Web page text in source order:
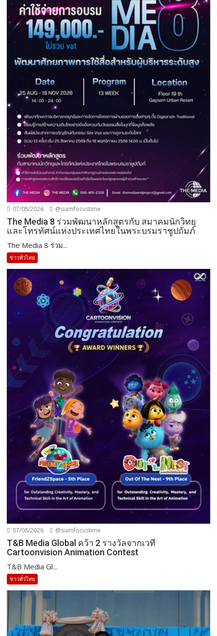
07/08/2026 @siamfocustime
The Media 8 ร่วมพัฒนาหลักสูตรกับ สมาคมนักวิทยุ
และโทรทัศน์แห่งประเทศไทยในพระบรมราชูปถัมภ์
The Media 8 ร่วม...
ข่าวทั่วไทย
07/08/2026 @siamfocustime
T&B Media Global คว้า 2 รางวัลจากเวที
Cartoonvision Animation Contest
T&B Media Gl...
ข่าวทั่วไทย